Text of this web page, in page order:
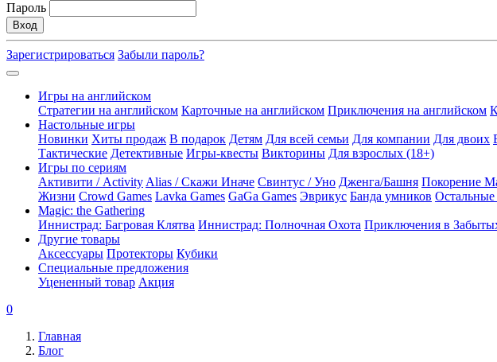
Пароль
Вход
Зарегистрироваться Забыли пароль?
Игры на английском
Стратегии на английском Карточные на английском Приключения на английском
Настольные игры
Новинки Хиты продаж В подарок Детям Для всей семьи Для компании Для двоих
Тактические Детективные Игры-квесты Викторины Для взрослых (18+)
Игры по сериям
Активити / Activity Alias / Скажи Иначе Свинтус / Уно Дженга/Башня Покорение
Жизни Crowd Games Lavka Games GaGa Games Эврикус Банда умников Остальные
Magic: the Gathering
Иннистрад: Багровая Клятва Иннистрад: Полночная Охота Приключения в
Другие товары
Аксессуары Протекторы Кубики
Специальные предложения
Уцененный товар Акция
0
Главная
Блог